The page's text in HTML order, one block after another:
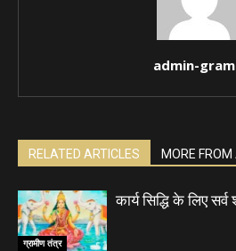
admin-
RELATED ARTICLES MORE
ग्रामीण तंत्र
कार्य सिद्धि के लिए